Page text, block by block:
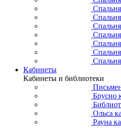
Кабинеты
Кабинеты и библиотеки
Брусно
Ольса
Рауна